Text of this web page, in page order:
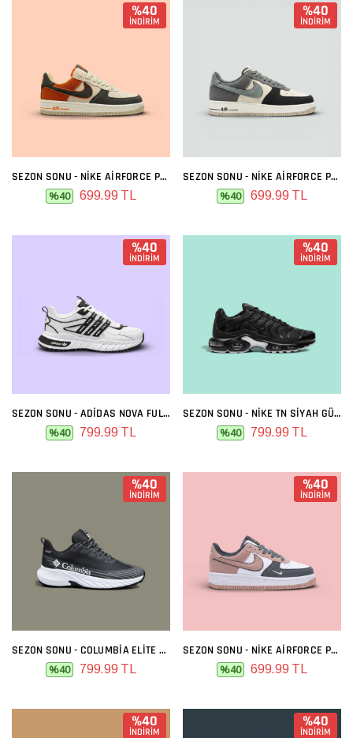
%40
İNDİRİM
SEZON SONU - NIKE AIRFORCE PREMIUM BEJ FÜME TURUNCU
%40 699.99 TL
%40
İNDİRİM
SEZON SONU - NIKE AIRFORCE PREMIUM BEJ FÜME
%40 699.99 TL
%40
İNDİRİM
SEZON SONU - ADIDAS NOVA FULL BEYAZ
%40 799.99 TL
%40
İNDİRİM
SEZON SONU - NIKE TN SIYAH GÜMÜŞ
%40 799.99 TL
%40
İNDİRİM
SEZON SONU - COLUMBIA ELITE SIYAH BEYAZ
%40 799.99 TL
%40
İNDİRİM
SEZON SONU - NIKE AIRFORCE PREMIUM GRI MELO
%40 699.99 TL
%40
İNDİRİM
%40
İNDİRİM